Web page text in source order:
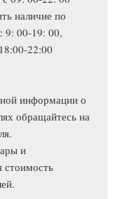
наличие по
9: 00-19: 00,
22:00
информации о
обращайтесь на
и
стоимость